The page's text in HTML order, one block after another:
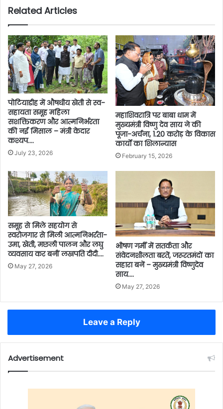
Related Articles
पोटियाडीह में औषधीय खेती से स्व-
सहायता समूह महिला
सशक्तिकरण और आत्मनिर्भरता
की नई मिसाल – मंत्री केदार
कश्यप….
July 23, 2026
महाशिवरात्रि पर बाबा धाम में
मुख्यमंत्री विष्णु देव साय ने की
पूजा-अर्चना, 1.20 करोड़ के विकास
कार्यों का शिलान्यास
February 15, 2026
समूह से मिले सहयोग से
स्वरोजगार से मिली आत्मनिभर्रता-
उमा, खेती, मछली पालन और लघु
व्यवसाय कर बनीं लखपति दीदी….
May 27, 2026
भीषण गर्मी में सतर्कता और
संवेदनशीलता बरतें, जरूरतमंदों का
सहारा बनें – मुख्यमंत्री विष्णुदेव
साय….
May 27, 2026
Leave a Reply
Advertisement